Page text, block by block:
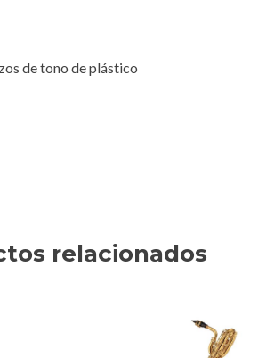
de tono de plástico
relacionados